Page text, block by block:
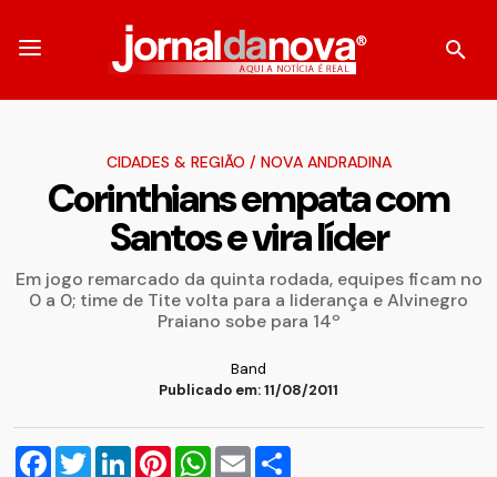
CIDADES & REGIÃO / NOVA ANDRADINA
Corinthians empata com
Santos e vira líder
Em jogo remarcado da quinta rodada, equipes ficam no
0 a 0; time de Tite volta para a liderança e Alvinegro
Praiano sobe para 14º
Band
Publicado em: 11/08/2011
Facebook
TwitterLinkedInPinterestWhatsApp
Email